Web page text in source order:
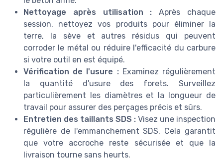
Nettoyage après utilisation : Après chaque
session, nettoyez vos produits pour éliminer la
terre, la sève et autres résidus qui peuvent
corroder le métal ou réduire l'efficacité du carbure
si votre outil en est équipé.
Vérification de l'usure :Examinez régulièrement
la quantité d'usure des forets. Surveillez
particulièrement les diamètres et la longueur de
travail pour assurer des perçages précis et sûrs.
Entretien des taillants SDS : Visez une inspection
régulière de l'emmanchement SDS. Cela garantit
que votre accroche reste sécurisée et que la
livraison tourne sans heurts.